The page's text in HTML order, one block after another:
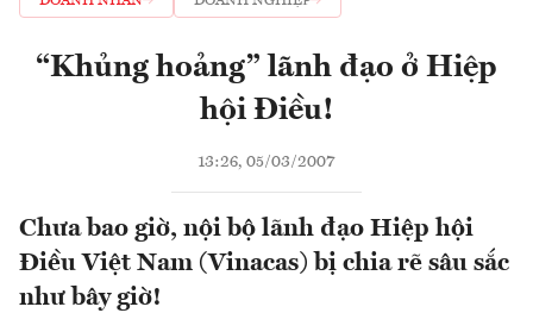
“Khủng hoảng” lãnh đạo ở Hiệp
hội Điều!
13:26, 05/03/2007
Chưa bao giờ, nội bộ lãnh đạo Hiệp hội
Điều Việt Nam (Vinacas) bị chia rẽ sâu sắc
như bây giờ!